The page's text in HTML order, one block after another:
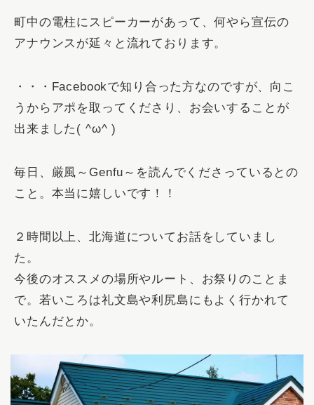
町中の電柱にスピーカーがあって、何やら宣伝の
アナウンスが延々と流れております。
・・・Facebookで知り合った方なのですが、向こ
うからアポを取ってくださり、お会いすることが
出来ました( ^ω^ )
毎日、厳風～Genfu～を読んでくださっているとの
こと。本当に嬉しいです！！
２時間以上、北海道についてお話をしていまし
た。
今後のオススメの場所やルート、お祭りのことま
で。若いころは礼文島や利尻島にもよく行かれて
いたんだとか。